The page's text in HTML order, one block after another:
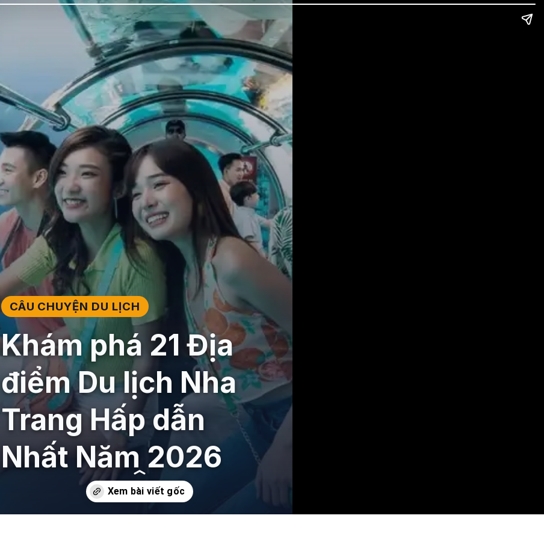
CÂU CHUYỆN DU LỊCH
Khám phá 21 Địa
điểm Du lịch Nha
Trang Hấp dẫn
Nhất Năm 2026